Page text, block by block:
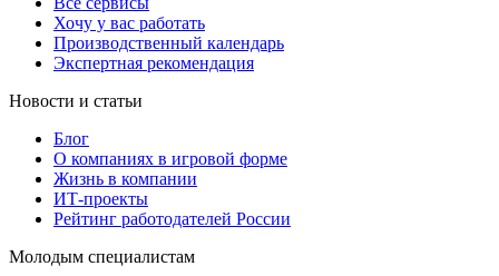
Хочу у вас работать
Производственный календарь
Экспертная рекомендация
Новости и статьи
Блог
О компаниях в игровой форме
Жизнь в компании
ИТ-проекты
Рейтинг работодателей России
Молодым специалистам